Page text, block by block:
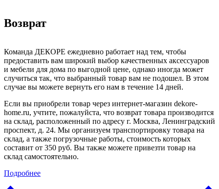
Возврат
Команда ДЕКОРЕ ежедневно работает над тем, чтобы
предоставить вам широкий выбор качественных аксессуаров
и мебели для дома по выгодной цене, однако иногда может
случиться так, что выбранный товар вам не подошел. В этом
случае вы можете вернуть его нам в течение 14 дней.
Если вы приобрели товар через интернет-магазин dekore-
home.ru, учтите, пожалуйста, что возврат товара производится
на склад, расположенный по адресу г. Москва, Ленинградский
проспект, д. 24. Мы организуем транспортировку товара на
склад, а также погрузочные работы, стоимость которых
составит от 350 руб. Вы также можете привезти товар на
склад самостоятельно.
Подробнее